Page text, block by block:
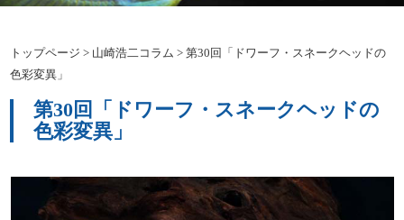
トップページ > 山崎浩二コラム >第30回「ドワーフ・スネークヘッドの
色彩変異」
第30回「ドワーフ・スネークヘッドの
色彩変異」